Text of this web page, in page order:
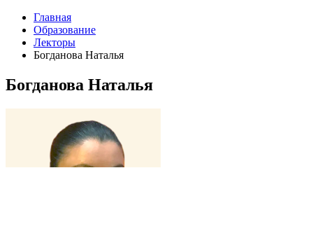
Главная
Образование
Лекторы
Богданова Наталья
Богданова Наталья